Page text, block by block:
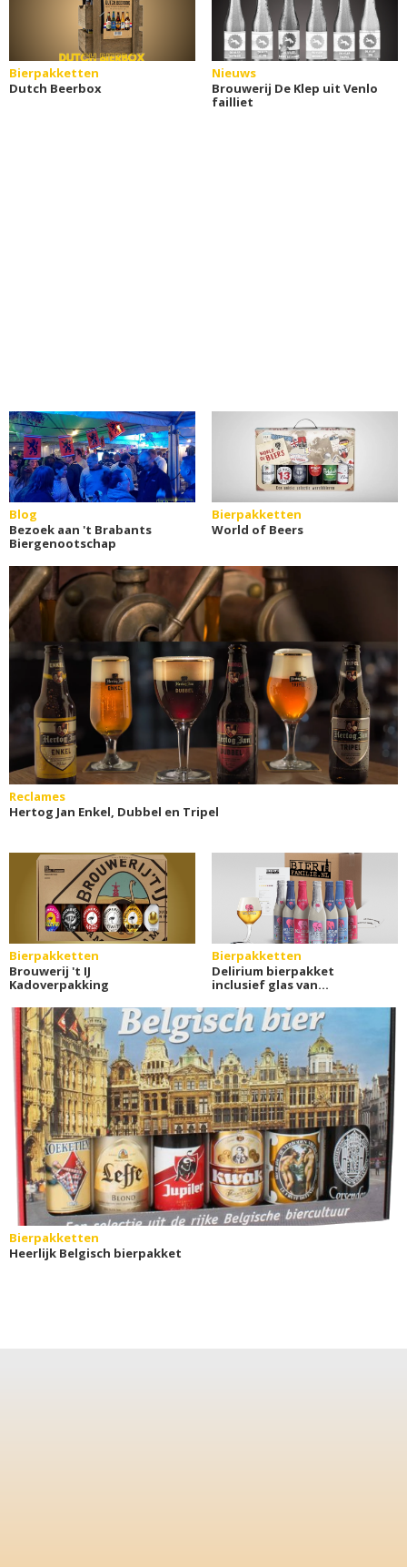
Bierpakketten
Dutch Beerbox
Nieuws
Brouwerij De Klep uit Venlo
failliet
Blog
Bezoek aan 't Brabants
Biergenootschap
Bierpakketten
World of Beers
Reclames
Hertog Jan Enkel, Dubbel en Tripel
Bierpakketten
Brouwerij 't IJ
Kadoverpakking
Bierpakketten
Delirium bierpakket
inclusief glas van
Bierpakketten
Heerlijk Belgisch bierpakket